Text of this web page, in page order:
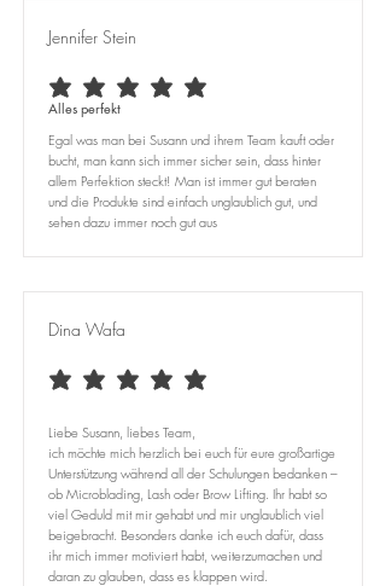
Jennifer Stein
durchschnittliches Rating ist 5 von 5
Alles perfekt
Egal was man bei Susann und ihrem Team kauft oder
bucht, man kann sich immer sicher sein, dass hinter
allem Perfektion steckt! Man ist immer gut beraten
und die Produkte sind einfach unglaublich gut, und
sehen dazu immer noch gut aus
Dina Wafa
durchschnittliches Rating ist 5 von 5
Liebe Susann, liebes Team,
ich möchte mich herzlich bei euch für eure großartige
Unterstützung während all der Schulungen bedanken –
ob Microblading, Lash oder Brow Lifting. Ihr habt so
viel Geduld mit mir gehabt und mir unglaublich viel
beigebracht. Besonders danke ich euch dafür, dass
ihr mich immer motiviert habt, weiterzumachen und
daran zu glauben, dass es klappen wird.